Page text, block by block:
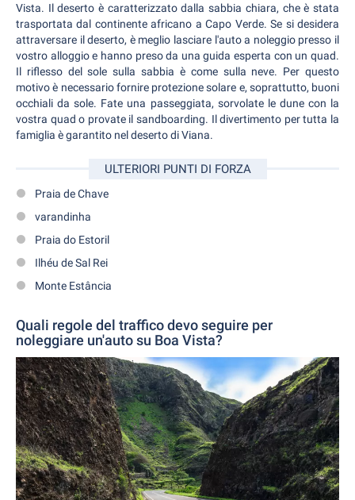
Vista. Il deserto è caratterizzato dalla sabbia chiara, che è stata
trasportata dal continente africano a Capo Verde. Se si desidera
attraversare il deserto, è meglio lasciare l'auto a noleggio presso il
vostro alloggio e hanno preso da una guida esperta con un quad.
Il riflesso del sole sulla sabbia è come sulla neve. Per questo
motivo è necessario fornire protezione solare e, soprattutto, buoni
occhiali da sole. Fate una passeggiata, sorvolate le dune con la
vostra quad o provate il sandboarding. Il divertimento per tutta la
famiglia è garantito nel deserto di Viana.
ULTERIORI PUNTI DI FORZA
Praia de Chave
varandinha
Praia do Estoril
Ilhéu de Sal Rei
Monte Estância
Quali regole del traffico devo seguire per
noleggiare un'auto su Boa Vista?